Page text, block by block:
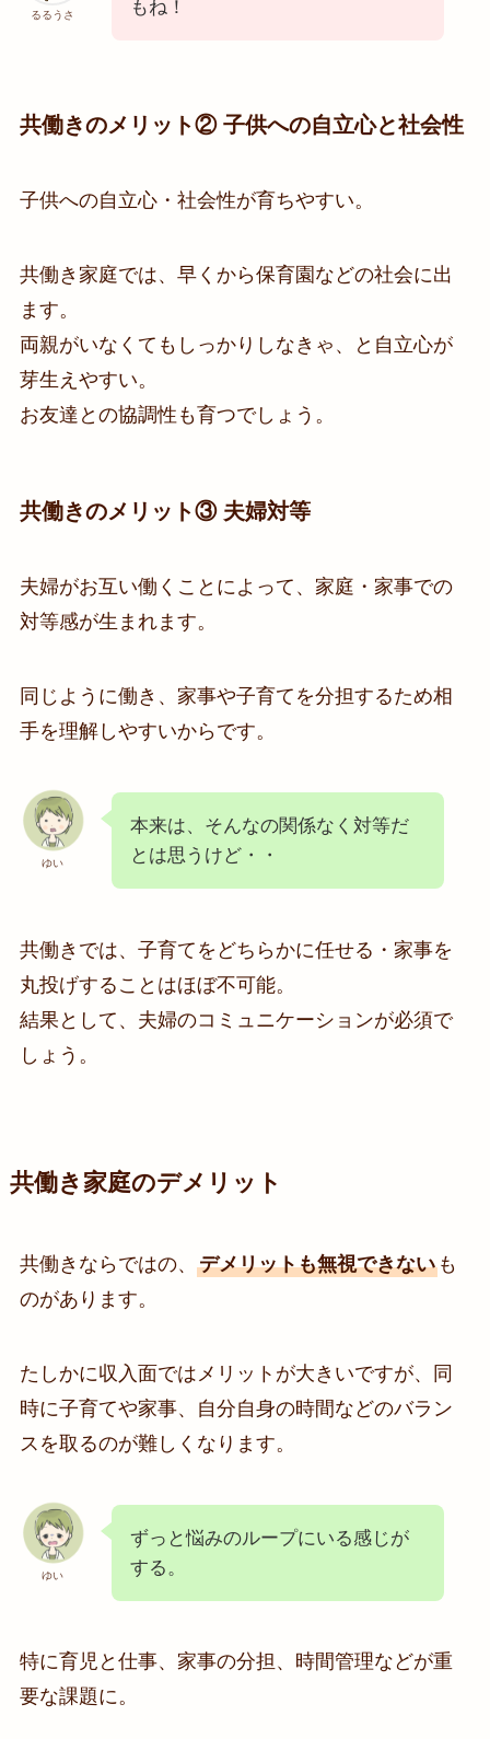
るるうさ もね！
共働きのメリット② 子供への自立心と社会性
子供への自立心・社会性が育ちやすい。
共働き家庭では、早くから保育園などの社会に出
ます。
両親がいなくてもしっかりしなきゃ、と自立心が
芽生えやすい。
お友達との協調性も育つでしょう。
共働きのメリット③ 夫婦対等
夫婦がお互い働くことによって、家庭・家事での
対等感が生まれます。
同じように働き、家事や子育てを分担するため相
手を理解しやすいからです。
ゆい
本来は、そんなの関係なく対等だ
とは思うけど・・
共働きでは、子育てをどちらかに任せる・家事を
丸投げすることはほぼ不可能。
結果として、夫婦のコミュニケーションが必須で
しょう。
共働き家庭のデメリット
共働きならではの、 デメリットも無視できないも
のがあります。
たしかに収入面ではメリットが大きいですが、同
時に子育てや家事、自分自身の時間などのバラン
スを取るのが難しくなります。
ゆい
ずっと悩みのループにいる感じが
する。
特に育児と仕事、家事の分担、時間管理などが重
要な課題に。